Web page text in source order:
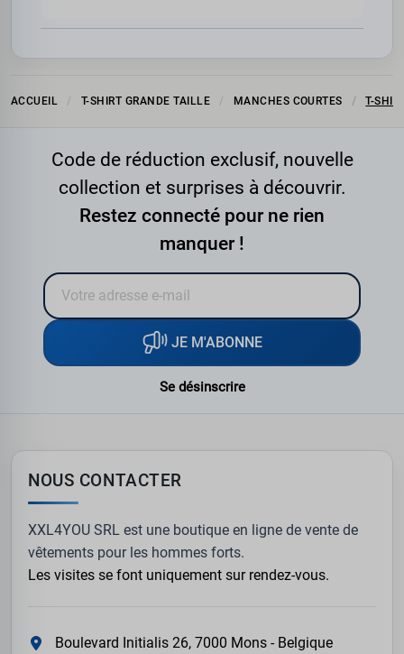
ACCUEIL T-SHIRT GRANDE TAILLE MANCHES COURTES T-
Code de réduction exclusif, nouvelle
collection et surprises à découvrir.
Restez connecté pour ne rien
manquer !
JE M'ABONNE
Se désinscrire
NOUS CONTACTER
XXL4YOU SRL est une boutique en ligne de vente de
vêtements pour les hommes forts.
Les visites se font uniquement sur rendez-vous.
Boulevard Initialis 26, 7000 Mons - Belgique